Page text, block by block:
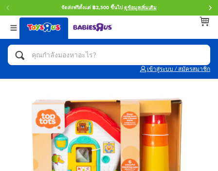
จัดส่งฟรีตั้งแต่ ฿3,500 ขึ้นไป ดูข้อมูลเพิ่มเติม
เข้าสู่ระบบ / สมัครสมาชิก
กลับ
หมวดหมู่
แอคชั่นฟิกเกอร์ และการสวมบทบาทเป็นฮีโร่
ตัวต่อและ LEGO
รถของเล่น, รถบรรทุกของเล่น, รถไฟของเล่น
และรีโมทบังคับ
กิจกรรมและงานคราฟท์
กลับ
แบรนด์
Toy Story ทอย สตอรี่
Star Wars
LEGOเลโก้
Blokees บล็อคคีส์
กลับ
Age
0~2 ปี
5~7 ปี
8~11 ปี
12~14 ปี